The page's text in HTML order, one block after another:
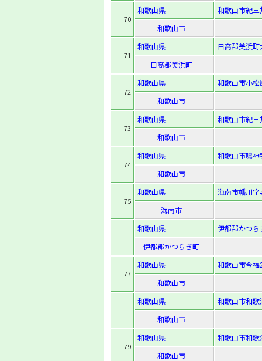
70
和歌山県
和歌山市紀
和歌山市
71
和歌山県
日高郡美浜
日高郡美浜町
72
和歌山県
和歌山市小
和歌山市
73
和歌山県
和歌山市紀
和歌山市
74
和歌山県
和歌山市鳴
和歌山市
75
和歌山県
海南市幡川
海南市
和歌山県
伊都郡かつ
伊都郡かつらぎ町
77
和歌山県
和歌山市今
和歌山市
和歌山県
和歌山市和
和歌山市
79
和歌山県
和歌山市和
和歌山市